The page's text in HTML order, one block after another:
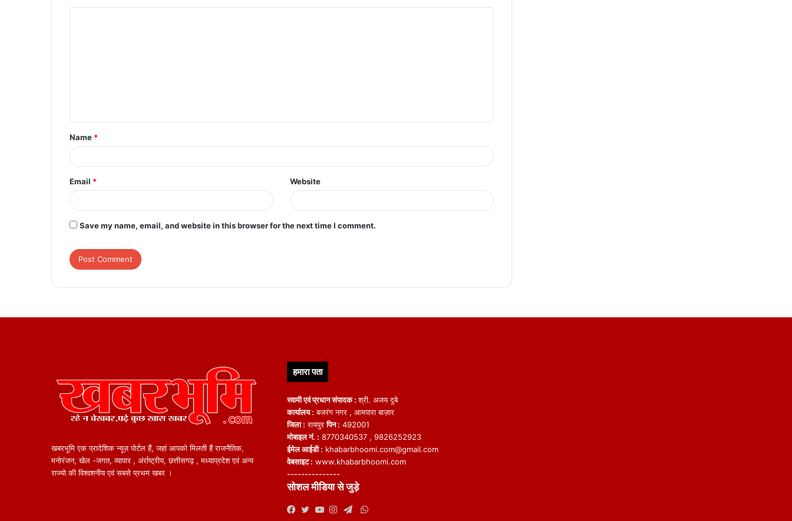
t
*
Name *
Email * Website
Save my name, email, and website in this browser for the next time I comment.
खबरभूमि एक प्रादेशिक न्यूज़ पोर्टल हैं, जहां आपको मिलती हैं राजनैतिक,
मनोरंजन, खेल -जगत, व्यापार , अंर्राष्ट्रीय, छत्तीसगढ़ , मध्याप्रदेश एवं अन्य
राज्यो की विश्वशनीय एवं सबसे प्रथम खबर ।
हमारा पता
स्वामी एवं प्रधान संपादक :श्री. अजय दुबे
कार्यालय : बजरंग नगर , आमपारा बाज़ार
जिला : रायपुरपिन : 492001
मोबाइल नं. : 8770340537 , 9826252923
ईमेल आईडी : khabarbhoomi.com@gmail.com
वेबसाइट : www.khabarbhoomi.com
---------------
सोशल मीडिया से जुड़े